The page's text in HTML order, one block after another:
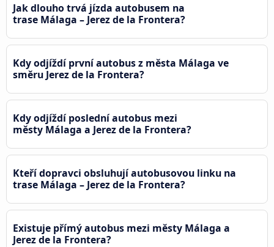
Jak dlouho trvá jízda autobusem na
trase Málaga – Jerez de la Frontera?
Kdy odjíždí první autobus z města Málaga ve
směru Jerez de la Frontera?
Kdy odjíždí poslední autobus mezi
městy Málaga a Jerez de la Frontera?
Kteří dopravci obsluhují autobusovou linku na
trase Málaga – Jerez de la Frontera?
Existuje přímý autobus mezi městy Málaga a
Jerez de la Frontera?